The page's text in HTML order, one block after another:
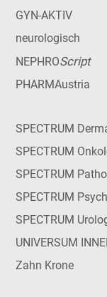
GYN-AKTIV
neurologisch
NEPHROScript
PHARMAustria
SPECTRUM
SPECTRUM
SPECTRUM
SPECTRUM
SPECTRUM
UNIVERSUM
Zahn Krone